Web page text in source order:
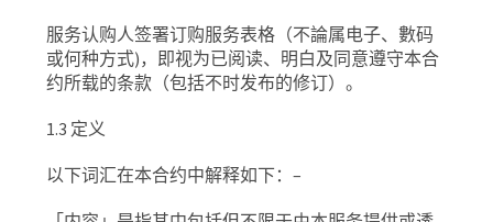
服务认购人签署订购服务表格（不論属电子、數码
或何种方式)，即视为已阅读、明白及同意遵守本合
约所载的条款（包括不时发布的修订）。
1.3 定义
以下词汇在本合约中解释如下：–